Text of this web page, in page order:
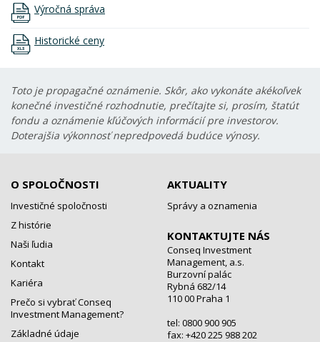
Výročná správa
Historické ceny
Toto je propagačné oznámenie. Skôr, ako vykonáte akékoľvek
konečné investičné rozhodnutie, prečítajte si, prosím, štatút
fondu a oznámenie kľúčových informácií pre investorov.
Doterajšia výkonnosť nepredpovedá budúce výnosy.
O SPOLOČNOSTI
Investičné spoločnosti
Z histórie
Naši ľudia
Kontakt
Kariéra
Prečo si vybrať Conseq
Investment Management?
Základné údaje
AKTUALITY
Správy a oznamenia
KONTAKTUJTE NÁS
Conseq Investment
Management, a.s.
Burzovní palác
Rybná 682/14
110 00 Praha 1
tel: 0800 900 905
fax: +420 225 988 202